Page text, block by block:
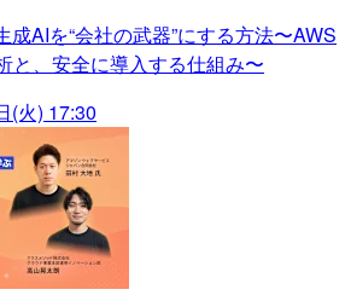
成AIを“会社の武器”にする方法〜AWS
と、安全に導入する仕組み〜
(火) 17:30